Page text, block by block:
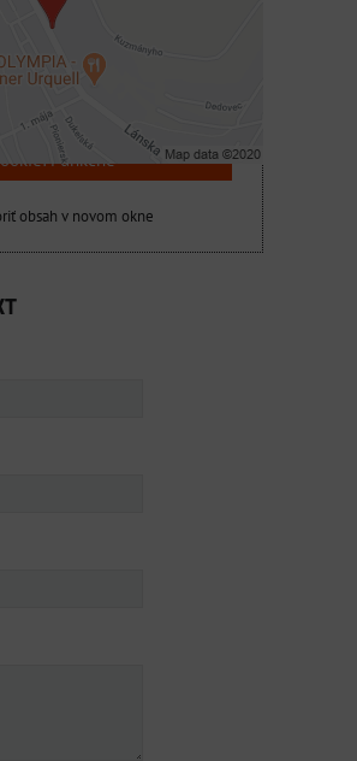
načítať externý obsah?
tentokrát
- súhlas s druhom
Funkčné
obsah v novom okne